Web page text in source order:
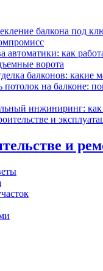
балкона под
автоматики: как
ворота
балконов: какие
потолок на балконе:
инжиниринг:
и
и